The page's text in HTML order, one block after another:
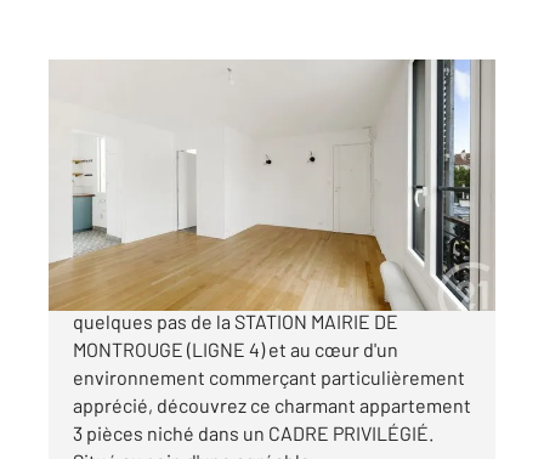
Ref : 11121
Appartement F3 à vendre
459 000 €
MONTROUGE CENTRE-VILLE RECHERCHÉ À
quelques pas de la STATION MAIRIE DE
MONTROUGE (LIGNE 4) et au cœur d'un
environnement commerçant particulièrement
apprécié, découvrez ce charmant appartement
3 pièces niché dans un CADRE PRIVILÉGIÉ.